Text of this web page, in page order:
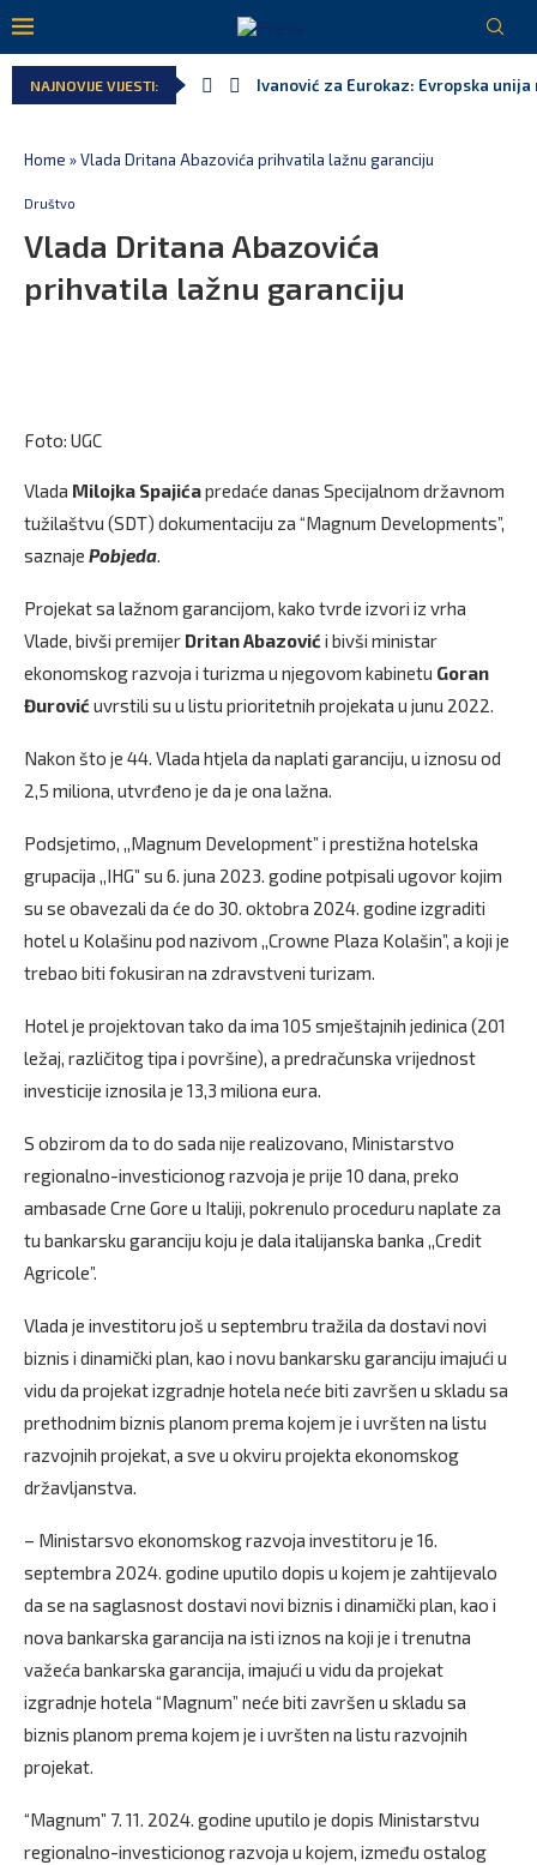
NAJNOVIJE VIJESTI:
Ivanović za Eurokaz: Evropska
Home »Vlada Dritana Abazovića prihvatila lažnu garanciju
Društvo
Vlada Dritana Abazovića
prihvatila lažnu garanciju
Foto: UGC
Vlada Milojka Spajićapredaće danas Specijalnom državnom
tužilaštvu (SDT) dokumentaciju za “Magnum Developments”,
saznaje Pobjeda.
Projekat sa lažnom garancijom, kako tvrde izvori iz vrha
Vlade, bivši premijer Dritan Abazović i bivši ministar
ekonomskog razvoja i turizma u njegovom kabinetu Goran
Đurović uvrstili su u listu prioritetnih projekata u junu 2022.
Nakon što je 44. Vlada htjela da naplati garanciju, u iznosu od
2,5 miliona, utvrđeno je da je ona lažna.
Podsjetimo, ,,Magnum Development” i prestižna hotelska
grupacija ,,IHG” su 6. juna 2023. godine potpisali ugovor kojim
su se obavezali da će do 30. oktobra 2024. godine izgraditi
hotel u Kolašinu pod nazivom ,,Crowne Plaza Kolašin”, a koji je
trebao biti fokusiran na zdravstveni turizam.
Hotel je projektovan tako da ima 105 smještajnih jedinica (201
ležaj, različitog tipa i površine), a predračunska vrijednost
investicije iznosila je 13,3 miliona eura.
S obzirom da to do sada nije realizovano, Ministarstvo
regionalno-investicionog razvoja je prije 10 dana, preko
ambasade Crne Gore u Italiji, pokrenulo proceduru naplate za
tu bankarsku garanciju koju je dala italijanska banka ,,Credit
Agricole”.
Vlada je investitoru još u septembru tražila da dostavi novi
biznis i dinamički plan, kao i novu bankarsku garanciju imajući u
vidu da projekat izgradnje hotela neće biti završen u skladu sa
prethodnim biznis planom prema kojem je i uvršten na listu
razvojnih projekat, a sve u okviru projekta ekonomskog
državljanstva.
– Ministarsvo ekonomskog razvoja investitoru je 16.
septembra 2024. godine uputilo dopis u kojem je zahtijevalo
da se na saglasnost dostavi novi biznis i dinamički plan, kao i
nova bankarska garancija na isti iznos na koji je i trenutna
važeća bankarska garancija, imajući u vidu da projekat
izgradnje hotela “Magnum” neće biti završen u skladu sa
biznis planom prema kojem je i uvršten na listu razvojnih
projekat.
“Magnum” 7. 11. 2024. godine uputilo je dopis Ministarstvu
regionalno-investicionog razvoja u kojem, između ostalog